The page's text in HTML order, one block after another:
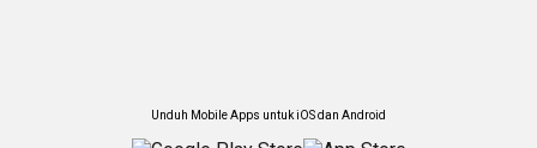
Unduh Mobile Apps untuk iOS dan Android